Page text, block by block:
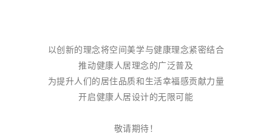
以创新的理念将空间美学与健康理念紧密结合
推动健康人居理念的广泛普及
为提升人们的居住品质和生活幸福感贡献力量
开启健康人居设计的无限可能
敬请期待！